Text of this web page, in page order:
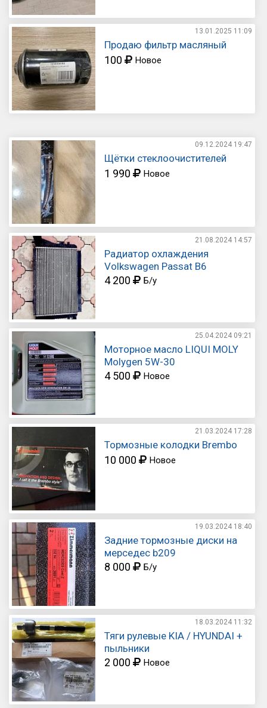
Продаю фильтр масляный
100 Новое
13.01.2025 11:09
Щётки стеклоочистителей
1 990 Новое
09.12.2024 19:47
Радиатор охлаждения
Volkswagen Passat B6
4 200 Б/у
21.08.2024 14:57
Моторное масло LIQUI MOLY
Molygen 5W-30
4 500 Новое
25.04.2024 09:21
Тормозные колодки Brembo
10 000 Новое
21.03.2024 17:28
Задние тормозные диски на
мерседес b209
8 000 Б/у
19.03.2024 18:40
Тяги рулевые KIA / HYUNDAI +
пыльники
2 000 Новое
18.03.2024 11:32